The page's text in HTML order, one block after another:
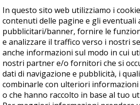
In questo sito web utilizziamo i
contenuti delle pagine e gli eventuali
pubblicitari/banner, fornire le
e analizzare il traffico verso i nostri
anche informazioni sul modo in cui
nostri partner e/o fornitori che si
dati di navigazione e pubblicità, i
combinarle con ulteriori
o che hanno raccolto in base al tuo
04278030988
© Copyright 2015 | All Rights Reserved -
Privacy Policy Cookie Policy